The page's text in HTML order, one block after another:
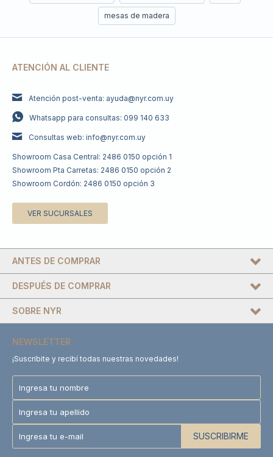
mesas de madera
ATENCIÓN AL CLIENTE
Atención post-venta: ayuda@nyr.com.uy
Whatsapp para consultas: 099 140 633
Consultas web: info@nyr.com.uy
Showroom Casa Central: 2486 0150 opción 1
Showroom Pta Carretas: 2486 0150 opción 2
Showroom Cordón: 2486 0150 opción 3
VER SUCURSALES
DESPUÉS DE COMPRAR
SOBRE NYR
ANTES DE COMPRAR
NEWSLETTER
¡Suscribite y recibí todas nuestras novedades!
SUSCRIBIRME